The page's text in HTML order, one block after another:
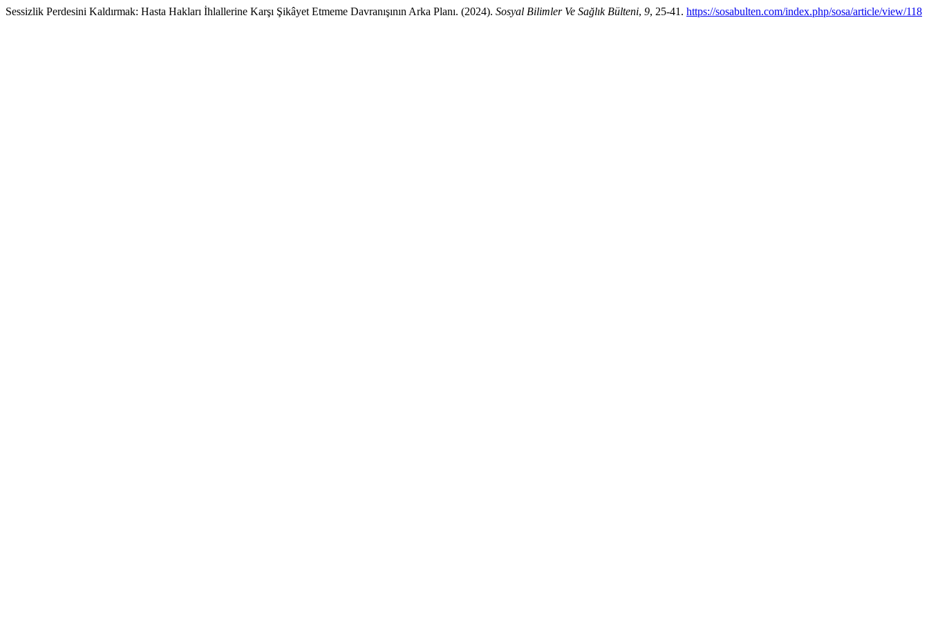
Sessizlik Perdesini Kaldırmak: Hasta Hakları İhlallerine Karşı Şikâyet Etmeme Davranışının Arka Planı. (2024). Sosyal Bilimler Ve Sağlık Bülteni, 9, 25-41. https://sosabulten.com/index.php/sosa/article/view/118